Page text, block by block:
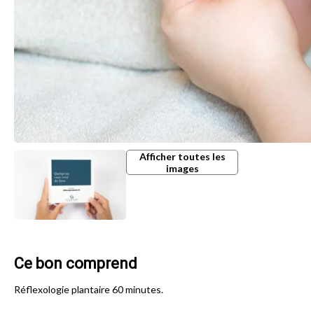
Afficher toutes les
images
Ce bon comprend
Réflexologie plantaire 60 minutes.